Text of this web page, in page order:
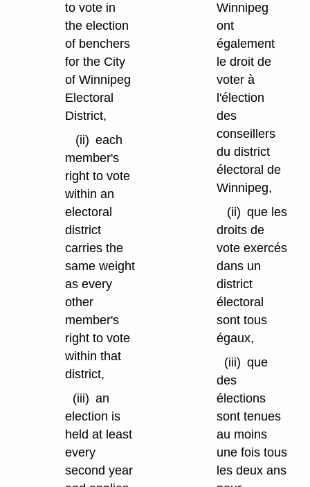
to vote in
the election
of benchers
for the City
of Winnipeg
Electoral
District,
(ii) each
member's
right to vote
within an
electoral
district
carries the
same weight
as every
other
member's
right to vote
within that
district,
(iii) an
election is
held at least
every
second year
Winnipeg
ont
également
le droit de
voter à
l'élection
des
conseillers
du district
électoral de
Winnipeg,
(ii) que les
droits de
vote exercés
dans un
district
électoral
sont tous
égaux,
(iii) que
des
élections
sont tenues
au moins
une fois tous
les deux ans